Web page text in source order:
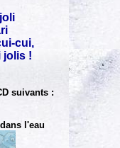
cui,
jolis !
suivants :
l'eau